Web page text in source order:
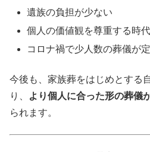
遺族の負担が少ない
個人の価値観を尊重する時
コロナ禍で少人数の葬儀が
今後も、家族葬をはじめとする
り、
より個人に合った形の葬儀
られます。